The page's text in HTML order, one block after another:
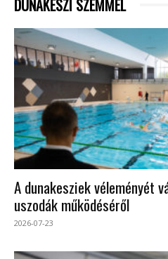
DUNAKESZI SZEMMEL
A dunakesziek véleményét
uszodák működéséről
2026-07-23